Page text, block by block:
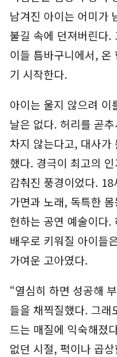
남겨진 아이는 어미가
불길 속에 던져버린다
이들 틈바구니에서, 온
기 시작한다.
아이는 울지 않으려 이
날은 없다. 허리를 곧
차지 않는다고, 대사
했다. 경극이 최고의
감춰진 풍경이었다.
가면과 노래, 독특한
현하는 공연 예술이다.
배우로 키워질 아이들
가여운 고아였다.
“열심히 하면 성공해
들을 채찍질했다. 그래
드는 매질에 익숙해졌
없던 시절, 퍽이나 곱